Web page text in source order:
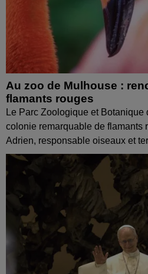
Au zoo de Mulhouse :
flamants rouges
Le Parc Zoologique et Botanique
colonie remarquable de flamants
Adrien, responsable oiseaux et